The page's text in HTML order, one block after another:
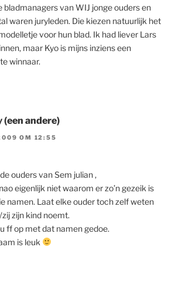
bladmanagers van WIJ jonge ouders en
waren juryleden. Die kiezen natuurlijk het
voor hun blad. Ik had liever Lars
maar Kyo is mijns inziens een
winnaar.
(een andere)
OM 12:55
ouders van Sem julian ,
eigenlijk niet waarom er zo’n gezeik is
namen. Laat elke ouder toch zelf weten
zij zijn kind noemt.
ff op met dat namen gedoe.
is leuk